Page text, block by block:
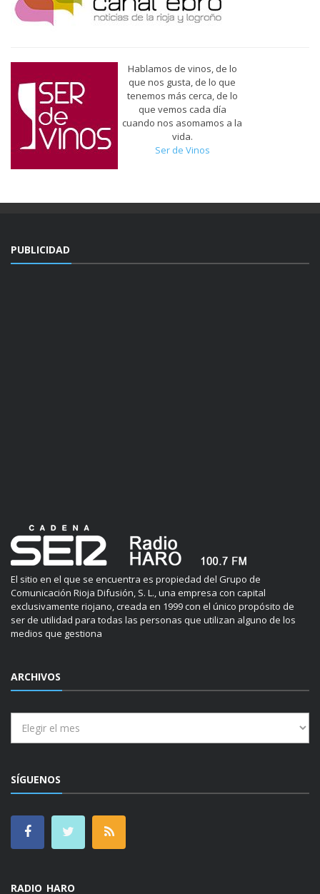
Hablamos de vinos, de lo
que nos gusta, de lo que
tenemos más cerca, de lo
que vemos cada día
cuando nos asomamos a la
vida.
Ser de Vinos
PUBLICIDAD
El sitio en el que se encuentra es propiedad del Grupo de
Comunicación Rioja Difusión, S. L., una empresa con capital
exclusivamente riojano, creada en 1999 con el único propósito de
ser de utilidad para todas las personas que utilizan alguno de los
medios que gestiona
ARCHIVOS
SÍGUENOS
RADIO HARO